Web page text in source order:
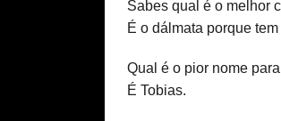
Sabes qual é o melhor
É o dálmata porque
Qual é o pior nome
É Tobias.